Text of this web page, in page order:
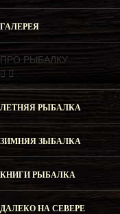
ГАЛЕРЕЯ
ПРО РЫБАЛКУ
ЛЕТНЯЯ РЫБАЛКА
ЗИМНЯЯ ЗЫБАЛКА
КНИГИ РЫБАЛКА
ДАЛЕКО НА СЕВЕРЕ